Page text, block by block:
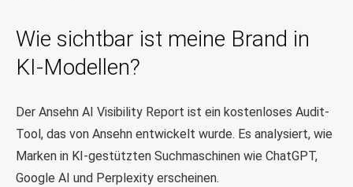
Wie sichtbar ist meine Brand in
KI-Modellen?
Der Ansehn AI Visibility Report ist ein kostenloses Audit-
Tool, das von Ansehn entwickelt wurde. Es analysiert, wie
Marken in KI-gestützten Suchmaschinen wie ChatGPT,
Google AI und Perplexity erscheinen.